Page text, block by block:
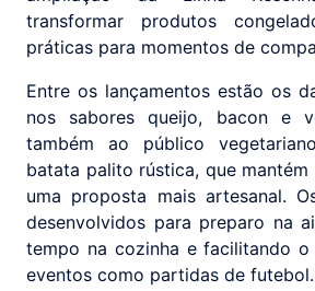
transformar produtos
práticas para momentos de
Entre os lançamentos estão os
nos sabores queijo, bacon e
também ao público
batata palito rústica, que
uma proposta mais artesanal.
desenvolvidos para preparo na
tempo na cozinha e facilitando o
eventos como partidas de futebol.